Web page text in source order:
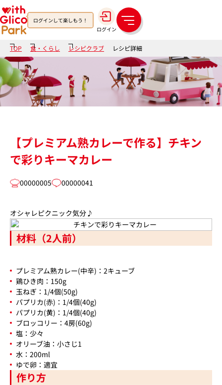
ログインして楽しもう！
ログイン
メ
ニ
ュ
ー
TOP 食・くらし レシピクラブ レシピ詳細
【プレミアム熟カレーで作る】チキン
で彩りキーマカレー
00000005 00000041
オシャレピクニック気分♪
材料（2人前）
プレミアム熟カレー(中辛)：2キューブ
鶏ひき肉：150g
玉ねぎ：1/4個(50g)
パプリカ(赤)：1/4個(40g)
パプリカ(黄)：1/4個(40g)
ブロッコリー：4房(60g)
塩：少々
オリーブ油：小さじ1
水：200ml
ゆで卵：適宜
作り方